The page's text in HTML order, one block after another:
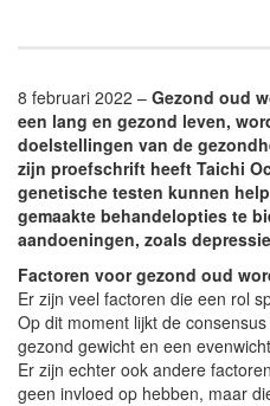
8 februari 2022 – Gezond oud
een lang en gezond leven,
doelstellingen van de
zijn proefschrift heeft Taichi
genetische testen kunnen
gemaakte behandelopties te
aandoeningen, zoals
Factoren voor gezond oud
Er zijn veel factoren die een rol
Op dit moment lijkt de
gezond gewicht en een
Er zijn echter ook andere
geen invloed op hebben, maar